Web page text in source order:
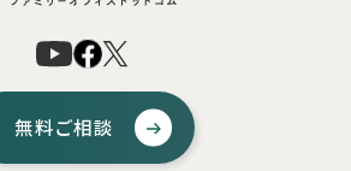
無料ご相談